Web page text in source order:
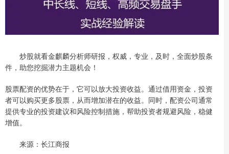
炒股就看金麒麟分析师研报，权威，专业，及时，全面炒股条
件，助您挖掘潜力主题机会！
股票配资的优势在于，它可以放大投资收益。通过借用资金，投资
者可以购买更多股票，从而增加潜在的收益。同时，配资公司通常
提供专业的投资建议和风险控制措施，帮助投资者规避风险，稳健
增值。
来源：长江商报